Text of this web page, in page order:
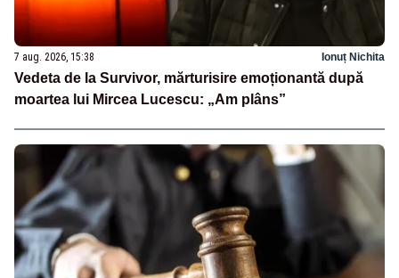
7 aug. 2026, 15:38 Ionuț Nichita
Vedeta de la Survivor, mărturisire emoționantă după
moartea lui Mircea Lucescu: „Am plâns”